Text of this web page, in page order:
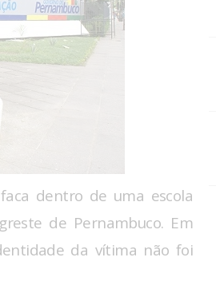
dentro de uma escola
de Pernambuco. Em
da vítima não foi